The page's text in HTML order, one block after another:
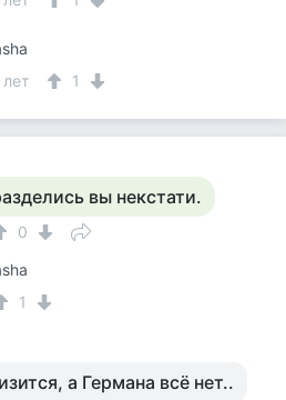
1
вы некстати.
0
1
а Германа всё нет..